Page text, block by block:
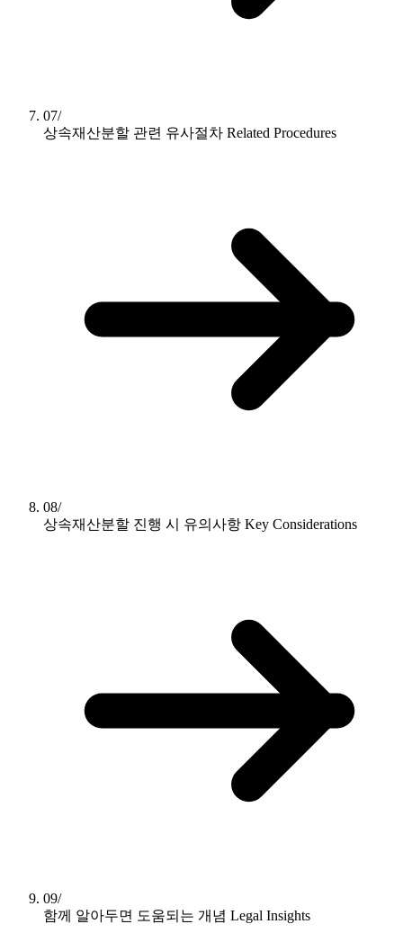
07/
상속재산분할 관련 유사절차 Related Procedures
08/
상속재산분할 진행 시 유의사항 Key Considerations
09/
함께 알아두면 도움되는 개념 Legal Insights